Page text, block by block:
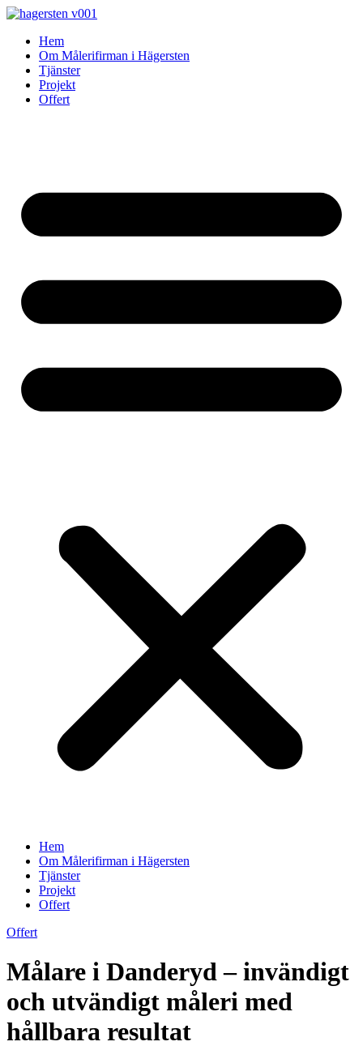
Skip
contentHem
Om Målerifirman i Hägersten
Tjänster
Projekt
Offert
Hem
Om Målerifirman i Hägersten
Tjänster
Projekt
Offert
Offert
Målare i Danderyd – invändigt
och utvändigt måleri med
hållbara resultat